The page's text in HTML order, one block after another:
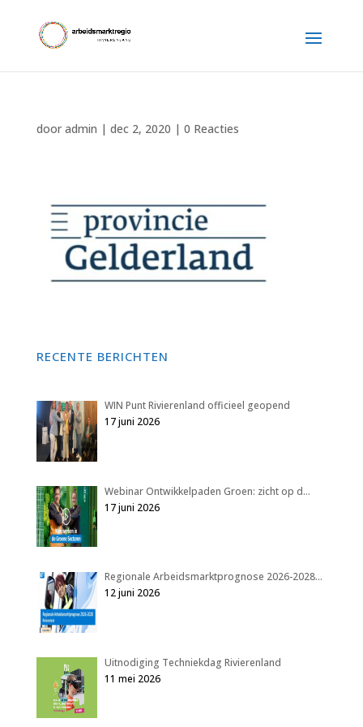
door admin | dec 2, 2020 | 0 Reacties
RECENTE BERICHTEN
WIN Punt Rivierenland officieel geopend
17 juni 2026
Webinar Ontwikkelpaden Groen: zicht op d…
17 juni 2026
Regionale Arbeidsmarktprognose 2026-2028…
12 juni 2026
Uitnodiging Techniekdag Rivierenland
11 mei 2026